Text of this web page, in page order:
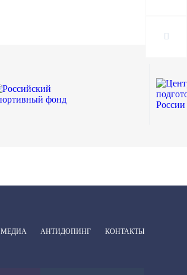
МЕДИА АНТИДОПИНГ КОНТАКТЫ